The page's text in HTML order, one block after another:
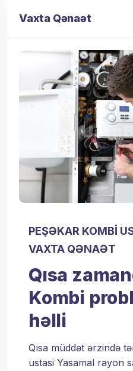
Vaxta Qənaət
PEŞƏKAR KOMBİ
VAXTA QƏNAƏT
Qısa
Kombi
həlli
Qısa müddət ərzində
ustasi Yasamal rayon